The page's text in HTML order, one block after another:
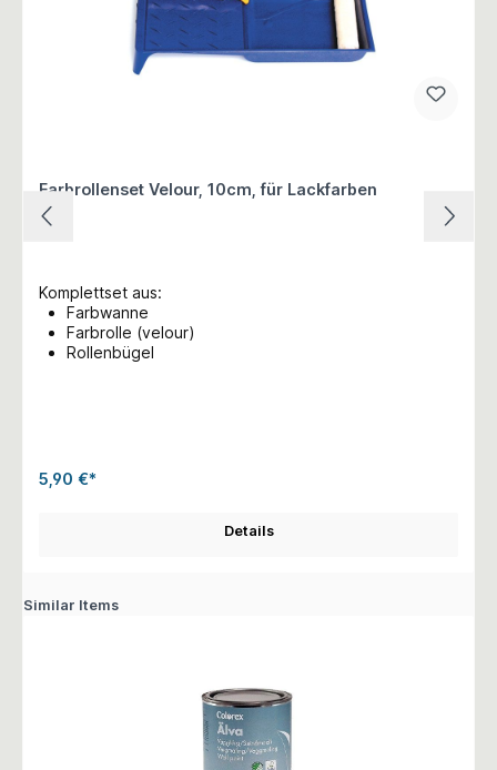
Farbrollenset Velour, 10cm, für Lackfarben
Komplettset aus:
Farbwanne
Farbrolle (velour)
Rollenbügel
5,90 €*
Details
Similar Items